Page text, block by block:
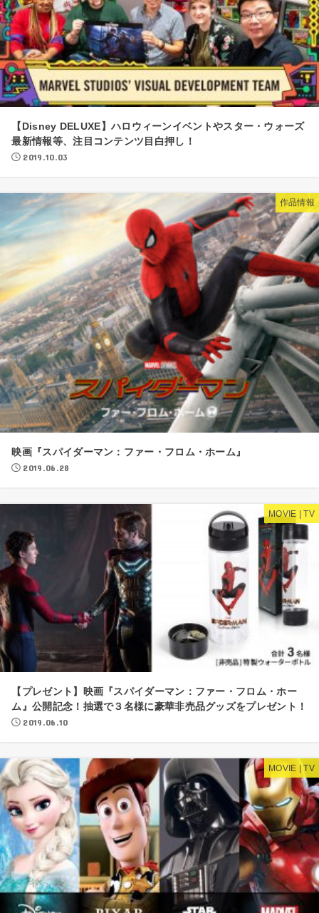
【Disney DELUXE】ハロウィーンイベントやスター・ウォーズ
最新情報等、注目コンテンツ目白押し！
2019.10.03
作品情報
映画『スパイダーマン：ファー・フロム・ホーム』
2019.06.28
MOVIE | TV
【プレゼント】映画『スパイダーマン：ファー・フロム・ホー
ム』公開記念！抽選で３名様に豪華非売品グッズをプレゼント！
2019.06.10
MOVIE | TV